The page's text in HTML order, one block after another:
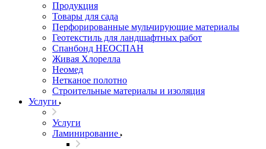
Продукция
Товары для сада
Перфорированные мульчирующие материалы
Геотекстиль для ландшафтных работ
Спанбонд НЕОСПАН
Живая Хлорелла
Нeомед
Нетканое полотно
Строительные материалы и изоляция
Услуги
Услуги
Ламинирование